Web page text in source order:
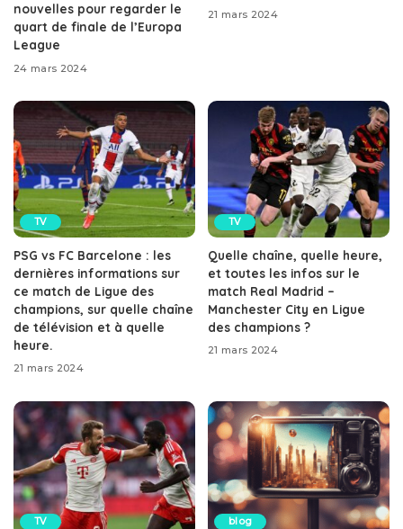
nouvelles pour regarder le
quart de finale de l’Europa
League
24 mars 2024
21 mars 2024
TV
PSG vs FC Barcelone : les
dernières informations sur
ce match de Ligue des
champions, sur quelle chaîne
de télévision et à quelle
heure.
21 mars 2024
TV
Quelle chaîne, quelle heure,
et toutes les infos sur le
match Real Madrid –
Manchester City en Ligue
des champions ?
21 mars 2024
TV blog